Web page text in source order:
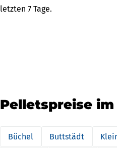
letzten 7 Tage.
Pelletspreise
Büchel Buttstädt